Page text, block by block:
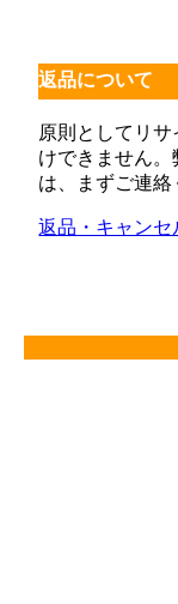
返品について
原則としてリ
けできません
は、まずご連絡
返品・キャンセ